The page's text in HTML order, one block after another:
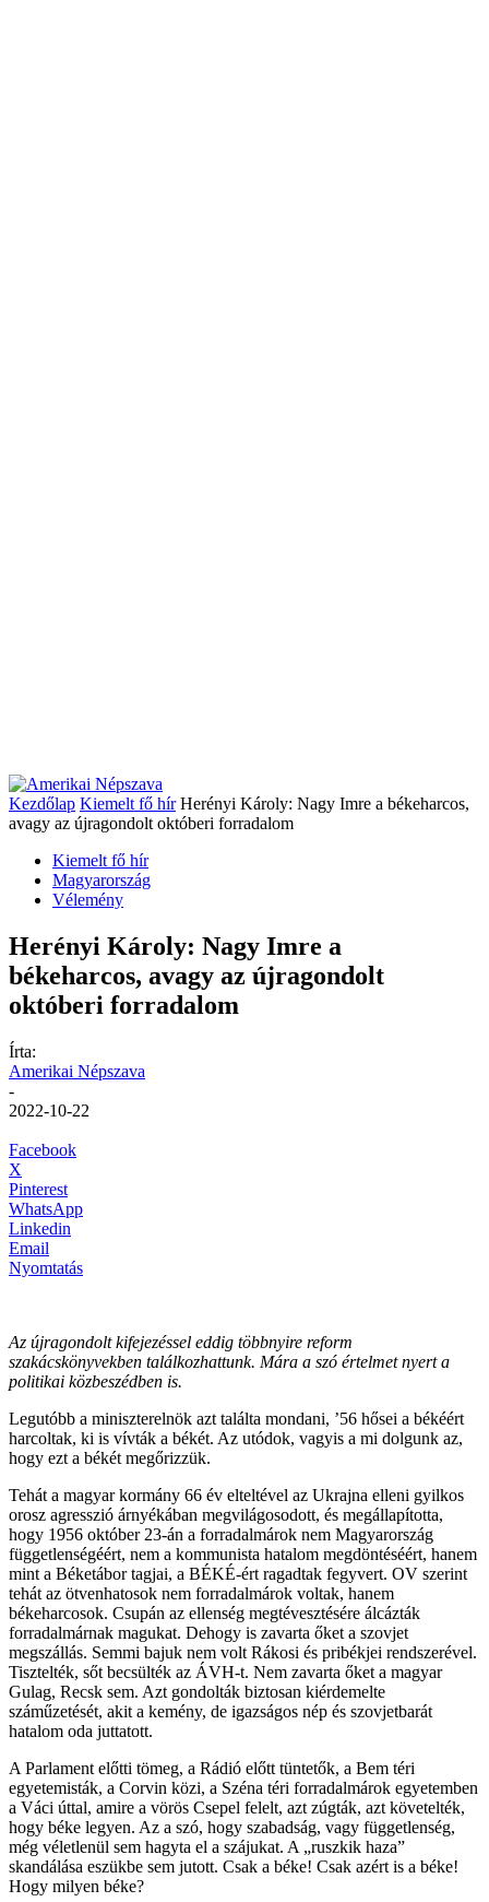
Kezdőlap Kiemelt fő hír Herényi Károly: Nagy Imre a békeharcos,
avagy az újragondolt októberi forradalom
Kiemelt fő hír
Magyarország
Vélemény
Herényi Károly: Nagy Imre a
békeharcos, avagy az újragondolt
októberi forradalom
Írta:
Amerikai Népszava
-
2022-10-22
Facebook
X
Pinterest
WhatsApp
Linkedin
Email
Nyomtatás
Az újragondolt kifejezéssel eddig többnyire reform
szakácskönyvekben találkozhattunk. Mára a szó értelmet nyert a
politikai közbeszédben is.
Legutóbb a miniszterelnök azt találta mondani, ’56 hősei a békéért
harcoltak, ki is vívták a békét. Az utódok, vagyis a mi dolgunk az,
hogy ezt a békét megőrizzük.
Tehát a magyar kormány 66 év elteltével az Ukrajna elleni gyilkos
orosz agresszió árnyékában megvilágosodott, és megállapította,
hogy 1956 október 23-án a forradalmárok nem Magyarország
függetlenségéért, nem a kommunista hatalom megdöntéséért, hanem
mint a Béketábor tagjai, a BÉKÉ-ért ragadtak fegyvert. OV szerint
tehát az ötvenhatosok nem forradalmárok voltak, hanem
békeharcosok. Csupán az ellenség megtévesztésére álcázták
forradalmárnak magukat. Dehogy is zavarta őket a szovjet
megszállás. Semmi bajuk nem volt Rákosi és pribékjei rendszerével.
Tisztelték, sőt becsülték az ÁVH-t. Nem zavarta őket a magyar
Gulag, Recsk sem. Azt gondolták biztosan kiérdemelte
száműzetését, akit a kemény, de igazságos nép és szovjetbarát
hatalom oda juttatott.
A Parlament előtti tömeg, a Rádió előtt tüntetők, a Bem téri
egyetemisták, a Corvin közi, a Széna téri forradalmárok egyetemben
a Váci úttal, amire a vörös Csepel felelt, azt zúgták, azt követelték,
hogy béke legyen. Az a szó, hogy szabadság, vagy függetlenség,
még véletlenül sem hagyta el a szájukat. A „ruszkik haza”
skandálása eszükbe sem jutott. Csak a béke! Csak azért is a béke!
Hogy milyen béke?